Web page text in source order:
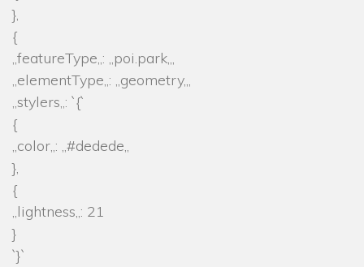
},
{
„featureType„: „poi.park„,
„elementType„: „geometry„,
„stylers„: `{`
{
„color„: „#dedede„
},
{
„lightness„: 21
}
`}`